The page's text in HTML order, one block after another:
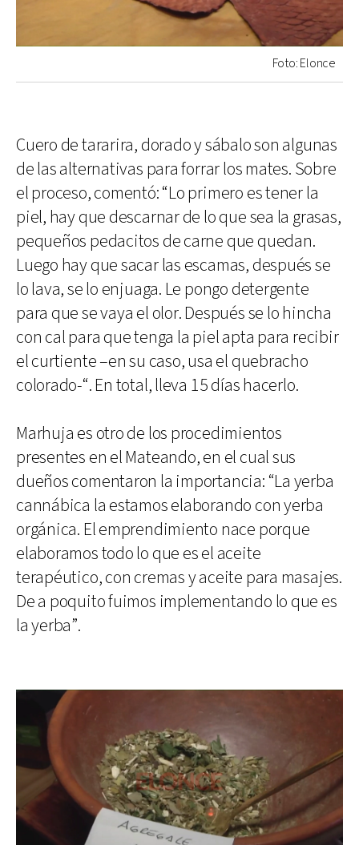
Foto: Elonce
Cuero de tararira, dorado y sábalo son algunas
de las alternativas para forrar los mates. Sobre
el proceso, comentó: “Lo primero es tener la
piel, hay que descarnar de lo que sea la grasas,
pequeños pedacitos de carne que quedan.
Luego hay que sacar las escamas, después se
lo lava, se lo enjuaga. Le pongo detergente
para que se vaya el olor. Después se lo hincha
con cal para que tenga la piel apta para recibir
el curtiente –en su caso, usa el quebracho
colorado-“. En total, lleva 15 días hacerlo.
Marhuja es otro de los procedimientos
presentes en el Mateando, en el cual sus
dueños comentaron la importancia: “La yerba
cannábica la estamos elaborando con yerba
orgánica. El emprendimiento nace porque
elaboramos todo lo que es el aceite
terapéutico, con cremas y aceite para masajes.
De a poquito fuimos implementando lo que es
la yerba”.